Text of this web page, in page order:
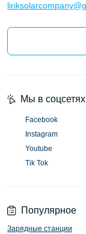
Популярное
Зарядные станции
Мы в соцсетях
Facebook
Instagram
Youtube
Tik Tok